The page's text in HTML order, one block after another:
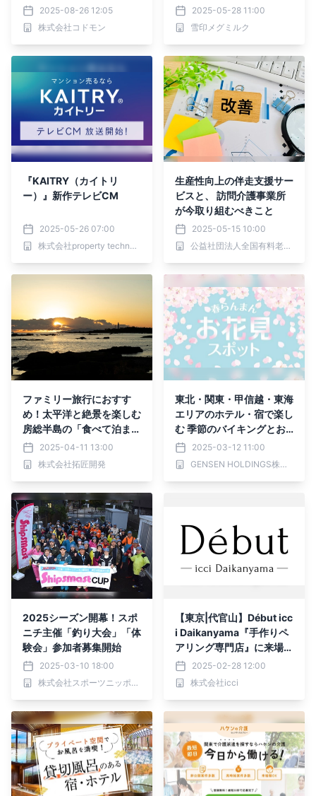
例の創出に向けて始動
2025-08-26 12:05
株式会社コドモン
の飲用実態を調査
2025-05-28 11:00
雪印メグミルク
『KAITRY（カイトリ
ー）』新作テレビCM
2025-05-26 07:00
株式会社property technologies
生産性向上の伴走支援サー
ビスと、 訪問介護事業所
が今取り組むべきこと
2025-05-15 10:00
公益社団法人全国有料老人ホーム協会
ファミリー旅行におすす
め！太平洋と絶景を楽しむ
房総半島の「食べて泊まれ
る」春の贅沢旅
2025-04-11 13:00
株式会社拓匠開発
東北・関東・甲信越・東海
エリアのホテル・宿で楽し
む 季節のバイキングとお
花見情報2025-03-12 11:00
GENSEN HOLDINGS株式会社
2025シーズン開幕！スポ
ニチ主催「釣り大会」「体
験会」参加者募集開始
2025-03-10 18:00
株式会社スポーツニッポン新聞社
【東京|代官山】Début icc
i Daikanyama『手作りペ
アリング専門店』に来場さ
れた『ペアリング』に関す
る月間調査結果 | 2025年1
月 | 人気宝石ランキング、
2025-02-28 12:00
株式会社icci